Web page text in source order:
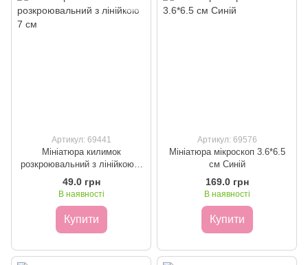
Артикул: 69441
Мініатюра килимок
розкроювальний з лінійкою 7
см
49.0 грн
В наявності
Купити
Артикул: 69576
Мініатюра мікроскоп 3.6*6.5
см Синій
169.0 грн
В наявності
Купити